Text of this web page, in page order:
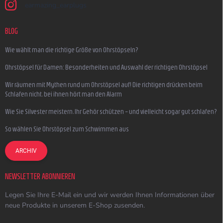
earmazing_earplugs
BLOG
Wie wählt man die richtige Größe von Ohrstöpseln?
Ohrstöpsel für Damen: Besonderheiten und Auswahl der richtigen Ohrstöpsel
Wir räumen mit Mythen rund um Ohrstöpsel auf! Die richtigen drücken beim
Schlafen nicht, bei ihnen hört man den Alarm
Wie Sie Silvester meistern, Ihr Gehör schützen – und vielleicht sogar gut schlafen?
So wählen Sie Ohrstöpsel zum Schwimmen aus
ARCHIV
NEWSLETTER ABONNIEREN
Legen Sie Ihre E-Mail ein und wir werden Ihnen Informationen über
neue Produkte in unserem E-Shop zusenden.